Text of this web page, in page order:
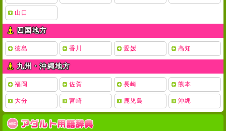
山口
四国地方
徳島 香川 愛媛 高知
九州・沖縄地方
福岡 佐賀 長崎 熊本
大分 宮崎 鹿児島 沖縄